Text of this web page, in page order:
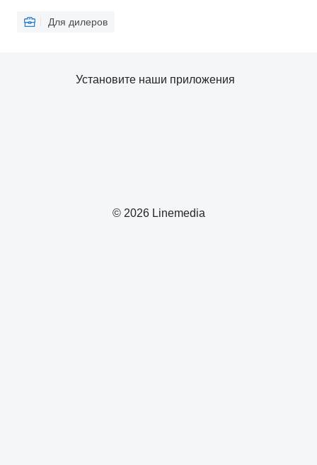
Для дилеров
© 2026 Linemedia
Установите наши приложения